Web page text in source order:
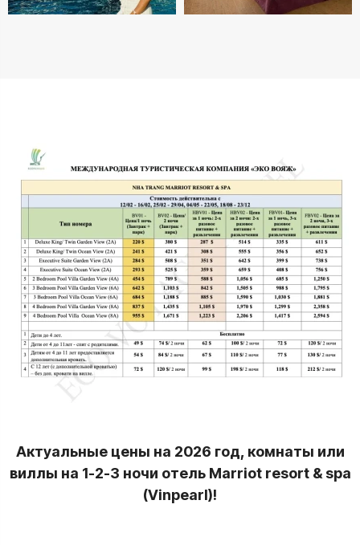
Актуальные цены на 2026 год, комнаты или
виллы на 1-2-3 ночи отель Marriot resort & spa
(Vinpearl)!